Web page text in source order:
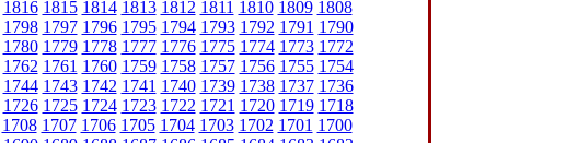
1816 1815 1814 1813 1812 1811 1810 1809 1808
1798 1797 1796 1795 1794 1793 1792 1791 1790
1780 1779 1778 1777 1776 1775 1774 1773 1772
1762 1761 1760 1759 1758 1757 1756 1755 1754
1744 1743 1742 1741 1740 1739 1738 1737 1736
1726 1725 1724 1723 1722 1721 1720 1719 1718
1708 1707 1706 1705 1704 1703 1702 1701 1700